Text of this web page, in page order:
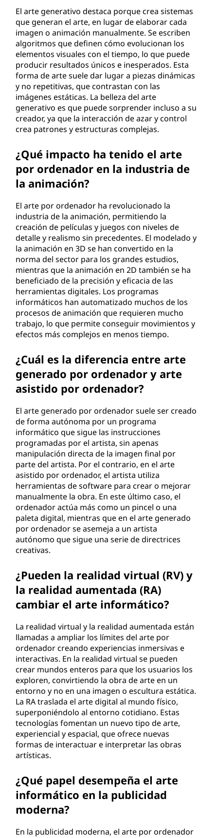
El arte generativo destaca porque crea sistemas
que generan el arte, en lugar de elaborar cada
imagen o animación manualmente. Se escriben
algoritmos que definen cómo evolucionan los
elementos visuales con el tiempo, lo que puede
producir resultados únicos e inesperados. Esta
forma de arte suele dar lugar a piezas dinámicas
y no repetitivas, que contrastan con las
imágenes estáticas. La belleza del arte
generativo es que puede sorprender incluso a su
creador, ya que la interacción de azar y control
crea patrones y estructuras complejas.
¿Qué impacto ha tenido el arte
por ordenador en la industria de
la animación?
El arte por ordenador ha revolucionado la
industria de la animación, permitiendo la
creación de películas y juegos con niveles de
detalle y realismo sin precedentes. El modelado y
la animación en 3D se han convertido en la
norma del sector para los grandes estudios,
mientras que la animación en 2D también se ha
beneficiado de la precisión y eficacia de las
herramientas digitales. Los programas
informáticos han automatizado muchos de los
procesos de animación que requieren mucho
trabajo, lo que permite conseguir movimientos y
efectos más complejos en menos tiempo.
¿Cuál es la diferencia entre arte
generado por ordenador y arte
asistido por ordenador?
El arte generado por ordenador suele ser creado
de forma autónoma por un programa
informático que sigue las instrucciones
programadas por el artista, sin apenas
manipulación directa de la imagen final por
parte del artista. Por el contrario, en el arte
asistido por ordenador, el artista utiliza
herramientas de software para crear o mejorar
manualmente la obra. En este último caso, el
ordenador actúa más como un pincel o una
paleta digital, mientras que en el arte generado
por ordenador se asemeja a un artista
autónomo que sigue una serie de directrices
creativas.
¿Pueden la realidad virtual (RV) y
la realidad aumentada (RA)
cambiar el arte informático?
La realidad virtual y la realidad aumentada están
llamadas a ampliar los límites del arte por
ordenador creando experiencias inmersivas e
interactivas. En la realidad virtual se pueden
crear mundos enteros para que los usuarios los
exploren, convirtiendo la obra de arte en un
entorno y no en una imagen o escultura estática.
La RA traslada el arte digital al mundo físico,
superponiéndolo al entorno cotidiano. Estas
tecnologías fomentan un nuevo tipo de arte,
experiencial y espacial, que ofrece nuevas
formas de interactuar e interpretar las obras
artísticas.
¿Qué papel desempeña el arte
informático en la publicidad
moderna?
En la publicidad moderna, el arte por ordenador